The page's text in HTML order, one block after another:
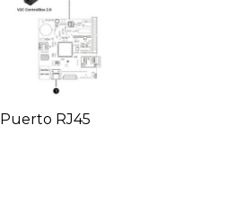
Puerto RJ45